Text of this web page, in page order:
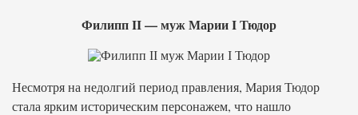
Филипп II — муж Марии I Тюдор
Несмотря на недолгий период правления, Мария Тюдор
стала ярким историческим персонажем, что нашло